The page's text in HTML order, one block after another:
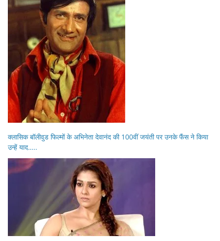
क्लासिक बॉलीवुड फिल्मों के अभिनेता देवानंद की 100वीं जयंती पर उनके फैंस ने किया
उन्हें याद…..